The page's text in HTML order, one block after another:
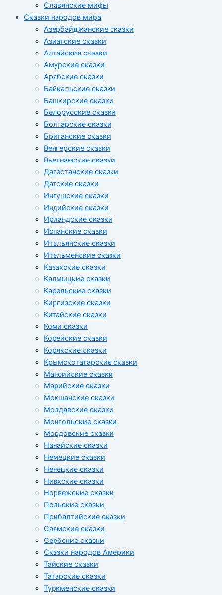
Славянские мифы
Сказки народов мира
Азербайджанские сказки
Азиатские сказки
Алтайские сказки
Амурские сказки
Арабские сказки
Байкальские сказки
Башкирские сказки
Белорусские сказки
Болгарские сказки
Британские сказки
Венгерские сказки
Вьетнамские сказки
Дагестанские сказки
Датские сказки
Ингушские сказки
Индийские сказки
Ирландские сказки
Испанские сказки
Итальянские сказки
Ительменские сказки
Казахские сказки
Калмыцкие сказки
Карельские сказки
Киргизские сказки
Китайские сказки
Коми сказки
Корейские сказки
Корякские сказки
Крымскотатарские сказки
Мансийские сказки
Марийские сказки
Мокшанские сказки
Молдавские сказки
Монгольские сказки
Мордовские сказки
Нанайские сказки
Немецкие сказки
Ненецкие сказки
Нивхские сказки
Норвежские сказки
Польские сказки
Прибалтийские сказки
Cаамские сказки
Сербские сказки
Сказки народов Америки
Тайские сказки
Татарские сказки
Туркменские сказки